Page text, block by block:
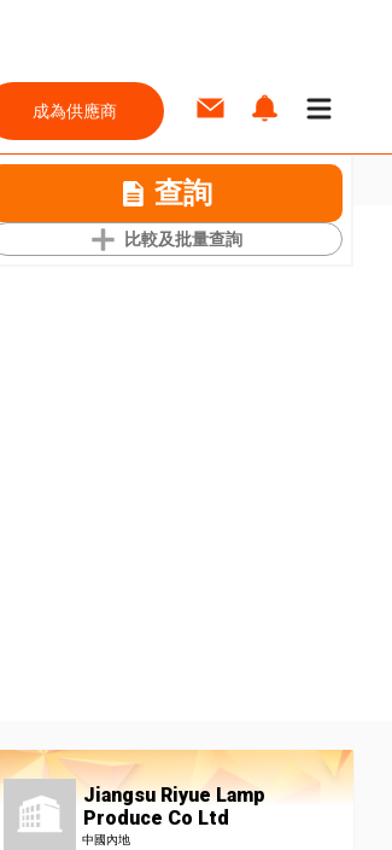
成為供應商
查詢
比較及批量查詢
Jiangsu Riyue Lamp
Produce Co Ltd
中國內地